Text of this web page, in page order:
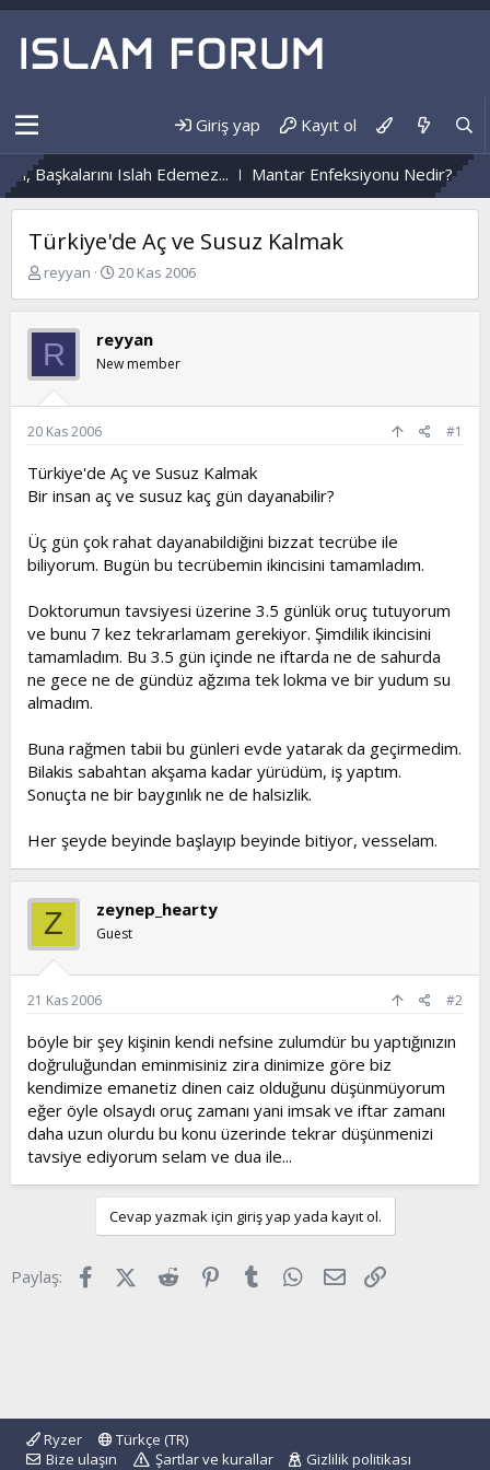
Giriş yap Kayıt ol
Başkalarını Islah Edemez... Mantar Enfeksiyonu Nedir?
Türkiye'de Aç ve Susuz Kalmak
K
b
u
y
u
b
a
l
t
n
reyyan
B
a
n
ı
a
i
i
20 Kas 2006
R reyyan
New member
20 Kas 2006 #1
Türkiye'de Aç ve Susuz Kalmak
Bir insan aç ve susuz kaç gün dayanabilir?
Üç gün çok rahat dayanabildiğini bizzat tecrübe ile
biliyorum. Bugün bu tecrübemin ikincisini tamamladım.
Doktorumun tavsiyesi üzerine 3.5 günlük oruç tutuyorum
ve bunu 7 kez tekrarlamam gerekiyor. Şimdilik ikincisini
tamamladım. Bu 3.5 gün içinde ne iftarda ne de sahurda
ne gece ne de gündüz ağzıma tek lokma ve bir yudum su
almadım.
Buna rağmen tabii bu günleri evde yatarak da geçirmedim.
Bilakis sabahtan akşama kadar yürüdüm, iş yaptım.
Sonuçta ne bir baygınlık ne de halsizlik.
Her şeyde beyinde başlayıp beyinde bitiyor, vesselam.
Z zeynep_hearty
Guest
21 Kas 2006 #2
böyle bir şey kişinin kendi nefsine zulumdür bu yaptığınızın
doğruluğundan eminmisiniz zira dinimize göre biz
kendimize emanetiz dinen caiz olduğunu düşünmüyorum
eğer öyle olsaydı oruç zamanı yani imsak ve iftar zamanı
daha uzun olurdu bu konu üzerinde tekrar düşünmenizi
tavsiye ediyorum selam ve dua ile...
Cevap yazmak için giriş yap yada kayıt ol.
Paylaş: FacebookX (Twitter)
Reddit Pinterest
Tumblr WhatsApp
E-posta
Ryzer
Türkçe (TR)
Bize ulaşın
Şartlar ve kurallar Gizlilik politikası